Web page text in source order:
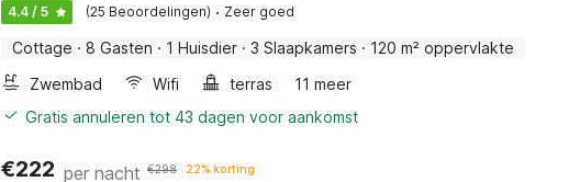
4.4 / 5 (25 Beoordelingen) · Zeer goed
Cottage · 8 Gasten · 1 Huisdier · 3 Slaapkamers · 120 m² oppervlakte
Zwembad
Wifi terras
11 meer
Gratis annuleren tot 43 dagen voor aankomst
€222 per nacht €298 22% korting